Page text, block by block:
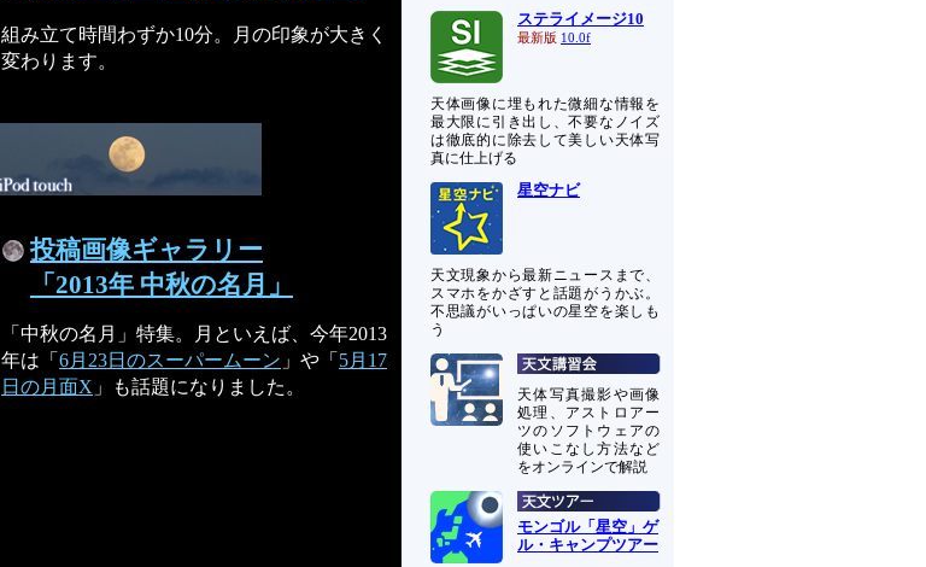
組み立て時間わずか10分。月の印象が大きく
変わります。
投稿画像ギャラリー
「2013年 中秋の名月」
「中秋の名月」特集。月といえば、今年2013
年は「 6月23日のスーパームーン 」や「 5月17
日の月面X 」も話題になりました。
ステライメージ10
最新版 10.0f
天体画像に埋もれた微細な情報を
最大限に引き出し、不要なノイズ
は徹底的に除去して美しい天体写
真に仕上げる
星空ナビ
天文現象から最新ニュースまで、
スマホをかざすと話題がうかぶ。
不思議がいっぱいの星空を楽しも
う
天体写真撮影や画像
処理、アストロアー
ツのソフトウェアの
使いこなし方法など
をオンラインで解説
モンゴル「星空」ゲ
ル・キャンプツアー